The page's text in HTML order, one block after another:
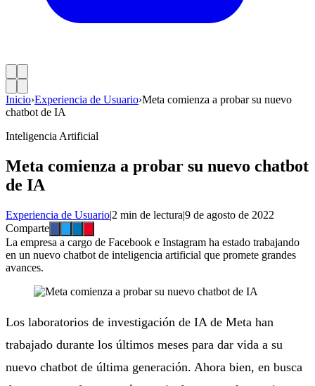
Inicio›Experiencia de Usuario›Meta comienza a probar su nuevo
chatbot de IA
Inteligencia Artificial
Meta comienza a probar su nuevo chatbot
de IA
Experiencia de Usuario|2 min de lectura|9 de agosto de 2022
Comparte
La empresa a cargo de Facebook e Instagram ha estado trabajando
en un nuevo chatbot de inteligencia artificial que promete grandes
avances.
Los laboratorios de investigación de IA de Meta han
trabajado durante los últimos meses para dar vida a su
nuevo chatbot de última generación. Ahora bien, en busca